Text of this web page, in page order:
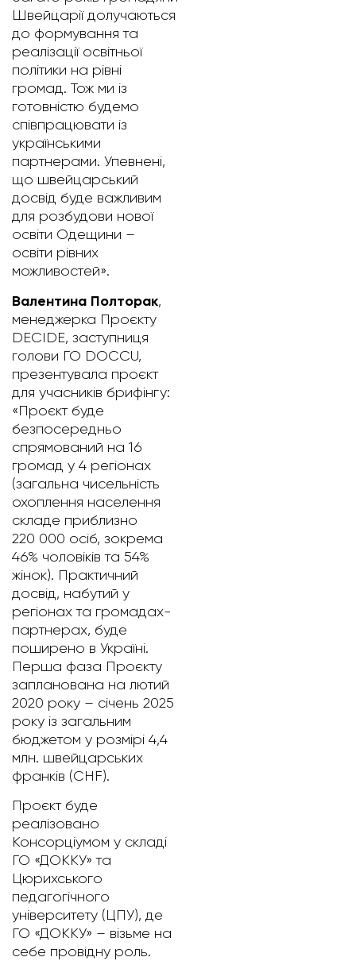
Швейцарії долучаються
до формування та
реалізації освітньої
політики на рівні
громад. Тож ми із
готовністю будемо
співпрацювати із
українськими
партнерами. Упевнені,
що швейцарський
досвід буде важливим
для розбудови нової
освіти Одещини –
освіти рівних
можливостей».
Валентина Полторак,
менеджерка Проєкту
DECIDE, заступниця
голови ГО DOCCU,
презентувала проєкт
для учасників брифінгу:
«Проєкт буде
безпосередньо
спрямований на 16
громад у 4 регіонах
(загальна чисельність
охоплення населення
складе приблизно
220 000 осіб, зокрема
46% чоловіків та 54%
жінок). Практичний
досвід, набутий у
регіонах та громадах-
партнерах, буде
поширено в Україні.
Перша фаза Проєкту
запланована на лютий
2020 року – січень 2025
року із загальним
бюджетом у розмірі 4,4
млн. швейцарських
франків (CHF).
Проєкт буде
реалізовано
Консорціумом у складі
ГО «ДОККУ» та
Цюрихського
педагогічного
університету (ЦПУ), де
ГО «ДОККУ» – візьме на
себе провідну роль.